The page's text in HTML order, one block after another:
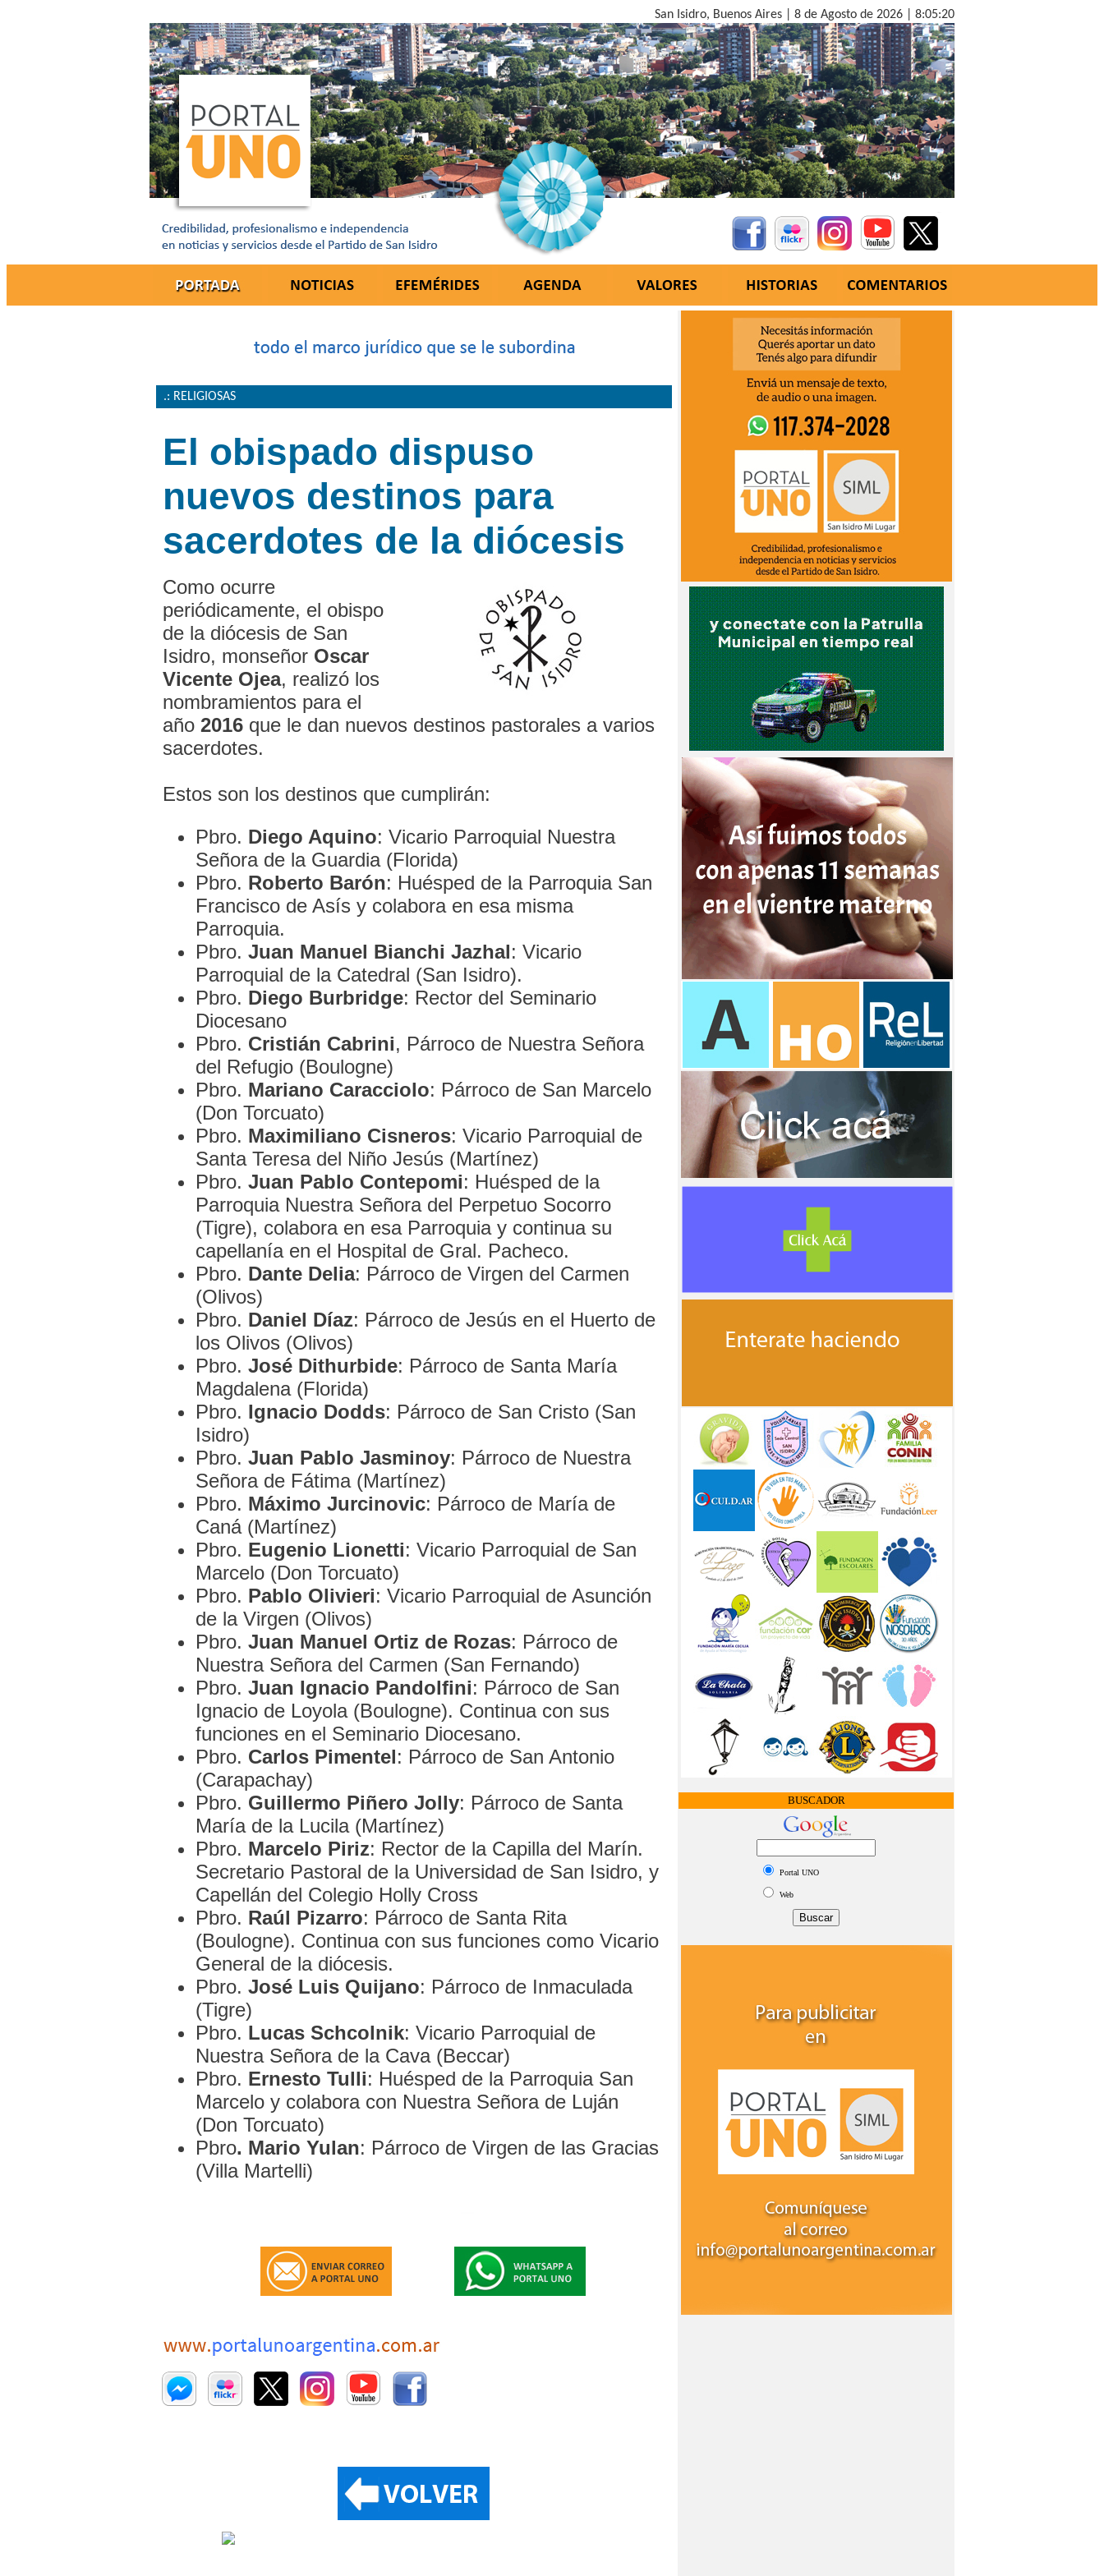
San Isidro, Buenos Aires | 8 de Agosto de 2026 | 8:05:21
.: RELIGIOSAS
El obispado dispuso
nuevos destinos para
sacerdotes de la diócesis
Como ocurre
periódicamente, el obispo
de la diócesis de San
Isidro, monseñor Oscar
Vicente Ojea, realizó los
nombramientos para el
año 2016 que le dan nuevos destinos pastorales a varios
sacerdotes.
Estos son los destinos que cumplirán:
Pbro. Diego Aquino: Vicario Parroquial Nuestra
Señora de la Guardia (Florida)
Pbro. Roberto Barón: Huésped de la Parroquia San
Francisco de Asís y colabora en esa misma
Parroquia.
Pbro. Juan Manuel Bianchi Jazhal: Vicario
Parroquial de la Catedral (San Isidro).
Pbro. Diego Burbridge: Rector del Seminario
Diocesano
Pbro. Cristián Cabrini, Párroco de Nuestra Señora
del Refugio (Boulogne)
Pbro. Mariano Caracciolo: Párroco de San Marcelo
(Don Torcuato)
Pbro. Maximiliano Cisneros: Vicario Parroquial de
Santa Teresa del Niño Jesús (Martínez)
Pbro. Juan Pablo Contepomi: Huésped de la
Parroquia Nuestra Señora del Perpetuo Socorro
(Tigre), colabora en esa Parroquia y continua su
capellanía en el Hospital de Gral. Pacheco.
Pbro. Dante Delia: Párroco de Virgen del Carmen
(Olivos)
Pbro. Daniel Díaz: Párroco de Jesús en el Huerto de
los Olivos (Olivos)
Pbro. José Dithurbide: Párroco de Santa María
Magdalena (Florida)
Pbro. Ignacio Dodds: Párroco de San Cristo (San
Isidro)
Pbro. Juan Pablo Jasminoy: Párroco de Nuestra
Señora de Fátima (Martínez)
Pbro. Máximo Jurcinovic: Párroco de María de
Caná (Martínez)
Pbro. Eugenio Lionetti: Vicario Parroquial de San
Marcelo (Don Torcuato)
Pbro. Pablo Olivieri: Vicario Parroquial de Asunción
de la Virgen (Olivos)
Pbro. Juan Manuel Ortiz de Rozas: Párroco de
Nuestra Señora del Carmen (San Fernando)
Pbro. Juan Ignacio Pandolfini: Párroco de San
Ignacio de Loyola (Boulogne). Continua con sus
funciones en el Seminario Diocesano.
Pbro. Carlos Pimentel: Párroco de San Antonio
(Carapachay)
Pbro. Guillermo Piñero Jolly: Párroco de Santa
María de la Lucila (Martínez)
Pbro. Marcelo Piriz: Rector de la Capilla del Marín.
Secretario Pastoral de la Universidad de San Isidro, y
Capellán del Colegio Holly Cross
Pbro. Raúl Pizarro: Párroco de Santa Rita
(Boulogne). Continua con sus funciones como Vicario
General de la diócesis.
Pbro. José Luis Quijano: Párroco de Inmaculada
(Tigre)
Pbro. Lucas Schcolnik: Vicario Parroquial de
Nuestra Señora de la Cava (Beccar)
Pbro. Ernesto Tulli: Huésped de la Parroquia San
Marcelo y colabora con Nuestra Señora de Luján
(Don Torcuato)
Pbro. Mario Yulan: Párroco de Virgen de las Gracias
(Villa Martelli)
BUSCADOR
Portal UNO
Web